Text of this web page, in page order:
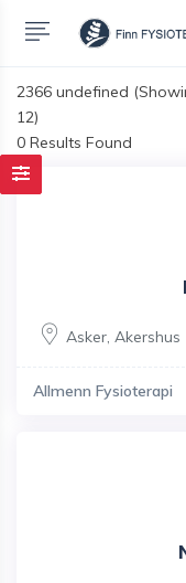
2366 undefined
12)
0 Results Found
Asker Akershus
Allmenn Fysioterapi